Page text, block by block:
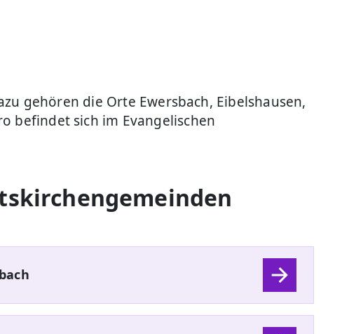
gehören die Orte Ewersbach, Eibelshausen,
befindet sich im Evangelischen